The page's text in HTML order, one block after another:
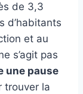
de 3,3
d’habitants
et au
s’agit pas
une pause
trouver la